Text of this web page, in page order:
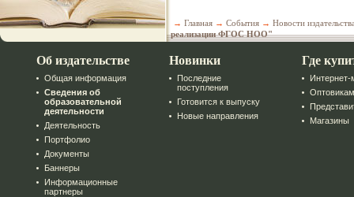
→ Главная → События → Новости
реализации ФГОС НОО"
Об издательстве
Общая информация
Сведения об
образовательной
деятельности
Деятельность
Портфолио
Документы
Баннеры
Информационные
партнеры
Новинки
Последние
поступления
Готовится к выпуску
Новые направления
Где
Интернет-
Оптовикам
Магазины